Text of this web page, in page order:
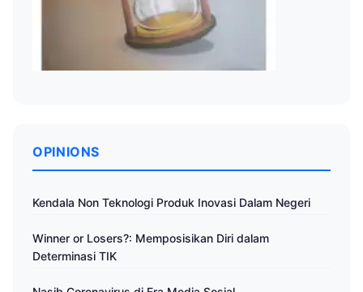
OPINIONS
Kendala Non Teknologi Produk Inovasi Dalam Negeri
Winner or Losers?: Memposisikan Diri dalam
Determinasi TIK